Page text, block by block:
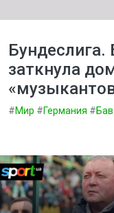
Бундеслига.
заткнула
#Мир #Германия #